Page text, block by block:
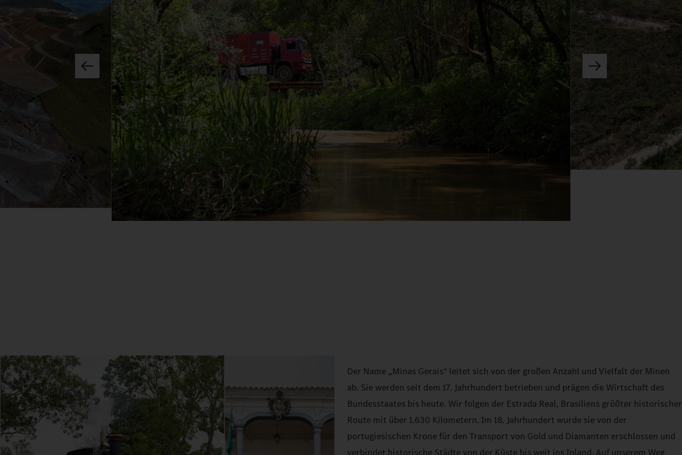
Der Name „Minas Gerais“ leitet sich von der großen Anzahl und Vielfalt der Minen
ab. Sie werden seit dem 17. Jahrhundert betrieben und prägen die Wirtschaft des
Bundesstaates bis heute. Wir folgen der Estrada Real, Brasiliens größter historischer
Route mit über 1.630 Kilometern. Im 18. Jahrhundert wurde sie von der
portugiesischen Krone für den Transport von Gold und Diamanten erschlossen und
verbindet historische Städte von der Küste bis weit ins Inland. Auf unserem Weg